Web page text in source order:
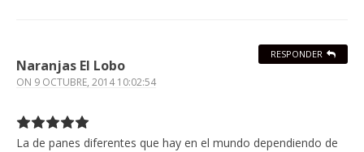
Naranjas El Lobo
ON 9 OCTUBRE, 2014 10:02:54
La de panes diferentes que hay en el mundo dependiendo de
RESPONDER